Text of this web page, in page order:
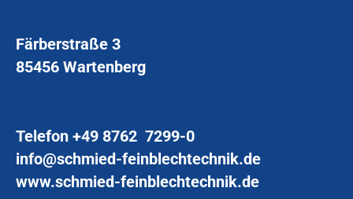
Färberstraße 3
85456 Wartenberg
Telefon +49 8762 7299-0
info@schmied-feinblechtechnik.de
www.schmied-feinblechtechnik.de